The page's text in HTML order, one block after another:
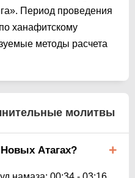
Период проведения
ханафитскому
методы расчета
молитвы
Атагах?